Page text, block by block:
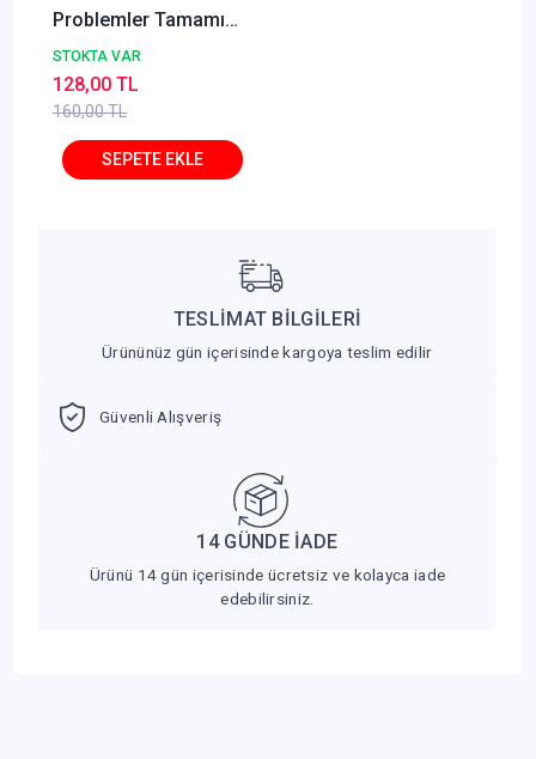
Problemler Tamamı
Dijital Çözümlü Soru
Bankası
STOKTA VAR
160,00 TL
128,00 TL
TESLİMAT BİLGİLERİ
Ürününüz gün içerisinde kargoya teslim edilir
Güvenli Alışveriş
14 GÜNDE İADE
Ürünü 14 gün içerisinde ücretsiz ve kolayca iade
edebilirsiniz.